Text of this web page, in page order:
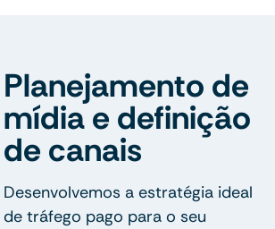
Planejamento de
mídia e definição
de canais
Desenvolvemos a estratégia ideal
de tráfego pago para o seu